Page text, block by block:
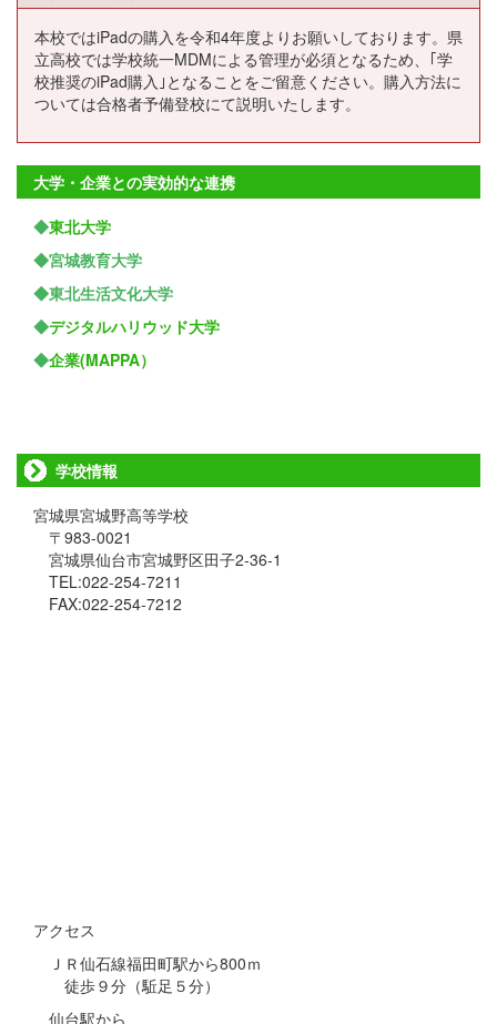
本校ではiPadの購入を令和4年度よりお願いしております。県
立高校では学校統一MDMによる管理が必須となるため、｢学
校推奨のiPad購入｣となることをご留意ください。購入方法に
ついては合格者予備登校にて説明いたします。
大学・企業との実効的な連携
◆東北大学
◆宮城教育大学
◆東北生活文化大学
◆デジタルハリウッド大学
◆企業(MAPPA）
学校情報
宮城県宮城野高等学校
〒983-0021
宮城県仙台市宮城野区田子2-36-1
TEL:022-254-7211
FAX:022-254-7212
アクセス
ＪＲ仙石線福田町駅から800ｍ
徒歩９分（駈足５分）
仙台駅から